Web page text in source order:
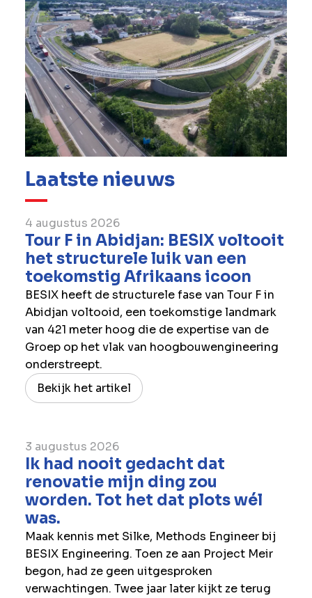
Laatste nieuws
4 augustus 2026
Tour F in Abidjan: BESIX voltooit
het structurele luik van een
toekomstig Afrikaans icoon
BESIX heeft de structurele fase van Tour F in
Abidjan voltooid, een toekomstige landmark
van 421 meter hoog die de expertise van de
Groep op het vlak van hoogbouwengineering
onderstreept.
Bekijk het artikel
3 augustus 2026
Ik had nooit gedacht dat
renovatie mijn ding zou
worden. Tot het dat plots wél
was.
Maak kennis met Silke, Methods Engineer bij
BESIX Engineering. Toen ze aan Project Meir
begon, had ze geen uitgesproken
verwachtingen. Twee jaar later kijkt ze terug